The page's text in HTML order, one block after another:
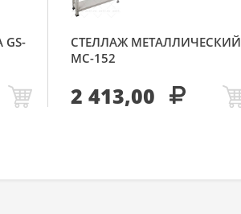
СТЕЛЛАЖ МЕТАЛЛИЧЕСКИЙ
МС-152
2 413,00